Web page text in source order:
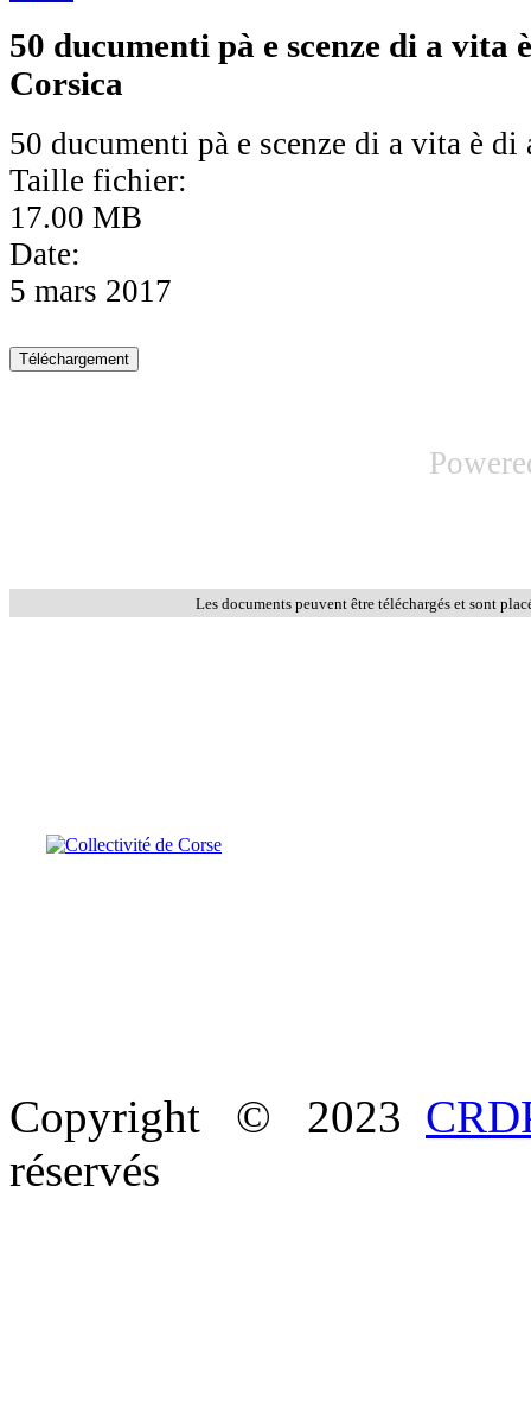
50 ducumenti pà e scenze di a vita
Corsica
50 ducumenti pà e scenze di a vita è di
Taille fichier:
17.00 MB
Date:
5 mars 2017
Les documents peuvent être téléchargés et sont
Copyright © 2023
réservés